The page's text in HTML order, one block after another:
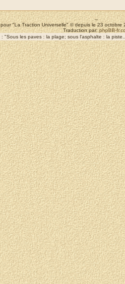
--
"La Traction Universelle" © depuis le 23
Traduction par:phpBB-
: "Sous les paves : la plage; sous l'asphalte : la